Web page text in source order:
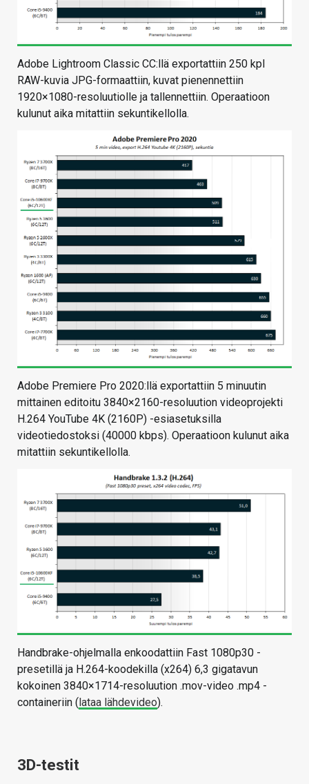
Adobe Lightroom Classic CC:llä exportattiin 250 kpl
RAW-kuvia JPG-formaattiin, kuvat pienennettiin
1920×1080-resoluutiolle ja tallennettiin. Operaatioon
kulunut aika mitattiin sekuntikellolla.
Adobe Premiere Pro 2020:llä exportattiin 5 minuutin
mittainen editoitu 3840×2160-resoluution videoprojekti
H.264 YouTube 4K (2160P) -esiasetuksilla
videotiedostoksi (40000 kbps). Operaatioon kulunut aika
mitattiin sekuntikellolla.
Handbrake-ohjelmalla enkoodattiin Fast 1080p30 -
presetillä ja H.264-koodekilla (x264) 6,3 gigatavun
kokoinen 3840×1714-resoluution .mov-video .mp4 -
containeriin (lataa lähdevideo).
3D-testit